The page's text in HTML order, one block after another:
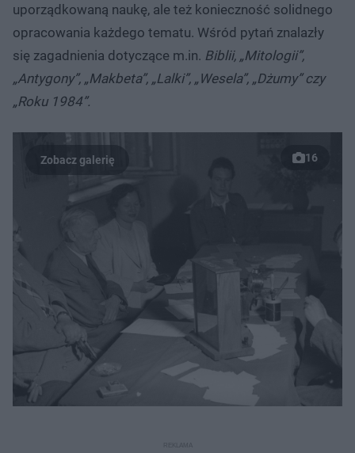
uporządkowaną naukę, ale też konieczność solidnego
opracowania każdego tematu. Wśród pytań znalazły
się zagadnienia dotyczące m.in. Biblii, „Mitologii”,
„Antygony”, „Makbeta”, „Lalki”, „Wesela”, „Dżumy” czy
„Roku 1984”.
16